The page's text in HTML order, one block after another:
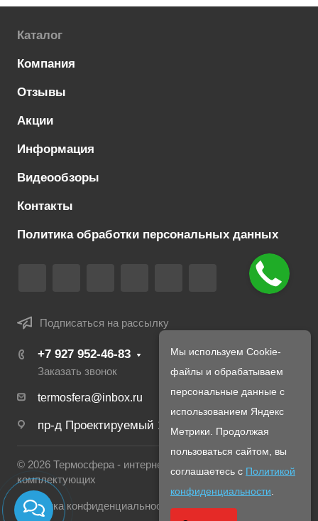
Каталог
Компания
Отзывы
Акции
Информация
Видеообзоры
Контакты
Политика обработки персональных данных
Подписаться на рассылку
+7 927 952-46-83
Заказать звонок
termosfera@inbox.ru
пр-д Проектируемый 1980-й, д. 4
© 2026 Термосфера - интернет магазин печей и
комплектующих
Политика конфиденциальности
Мы используем Cookie-
файлы и обрабатываем
персональные данные с
использованием Яндекс
Метрики. Продолжая
пользоваться сайтом, вы
соглашаетесь с Политикой
конфиденциальности